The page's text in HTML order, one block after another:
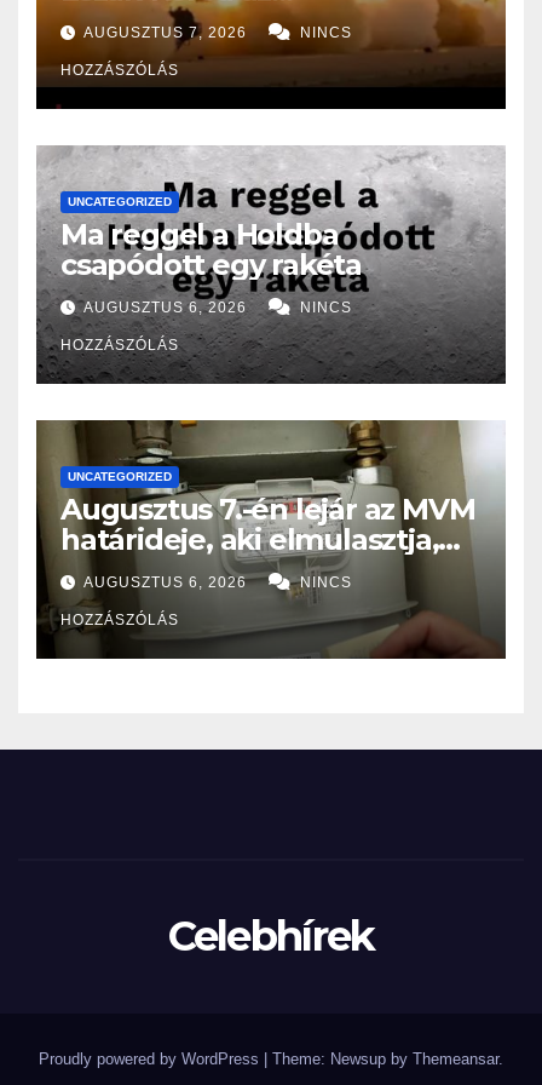
Oroszországban folyó
háborúhoz!
AUGUSZTUS 7, 2026 NINCS
HOZZÁSZÓLÁS
UNCATEGORIZED
Ma reggel a Holdba
csapódott egy rakéta
AUGUSZTUS 6, 2026 NINCS
HOZZÁSZÓLÁS
UNCATEGORIZED
Augusztus 7.-én lejár az MVM
határideje, aki elmulasztja,
nagy bajba kerülhet!
AUGUSZTUS 6, 2026 NINCS
HOZZÁSZÓLÁS
Celebhírek
Proudly powered by WordPress Theme: Newsup by Themeansar.